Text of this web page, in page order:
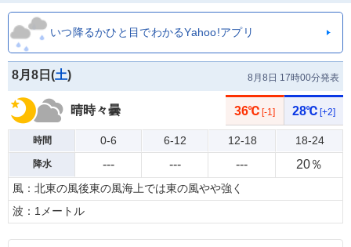
いつ降るかひと目でわかるYahoo!アプリ
8月8日(土) 8月8日 17時00分発表
晴時々曇 36℃ [-1] 28℃ [+2]
時間 0-6 6-12 12-18 18-24
降水 --- --- --- 20％
風：北東の風後東の風海上では東の風やや強く
波：1メートル